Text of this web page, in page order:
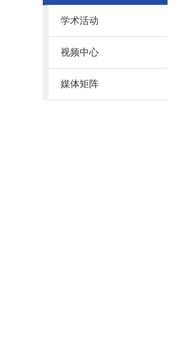
学术活动
视频中心
媒体矩阵